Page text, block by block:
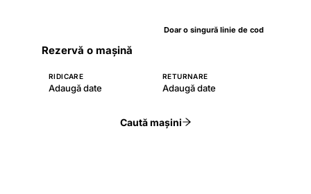
Doar o singură linie de cod
Rezervă o mașină
RIDICARE
Adaugă date
RETURNARE
Adaugă date
Caută mașini